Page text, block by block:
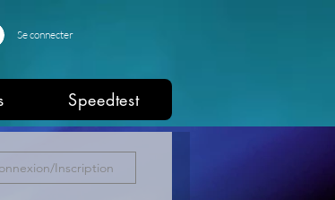
Se connecter
Speedtest
Inscription